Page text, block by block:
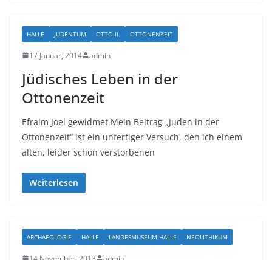
HALLE JUDENTUM OTTO II. OTTONENZEIT
17 Januar, 2014 admin
Jüdisches Leben in der
Ottonenzeit
Efraim Joel gewidmet Mein Beitrag „Juden in der
Ottonenzeit“ ist ein unfertiger Versuch, den ich einem
alten, leider schon verstorbenen
Weiterlesen
ARCHAEOLOGIE HALLE LANDESMUSEUM HALLE NEOLITHIKUM